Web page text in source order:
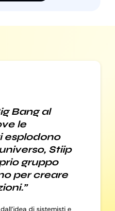
Bang al
le
esplodono
Stiip
gruppo
per creare
di sistemisti e